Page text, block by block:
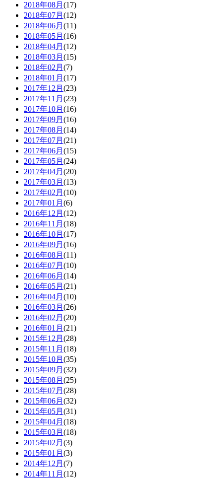
2018年08月 (17)
2018年07月 (12)
2018年06月 (11)
2018年05月 (16)
2018年04月 (12)
2018年03月 (15)
2018年02月 (7)
2018年01月 (17)
2017年12月 (23)
2017年11月 (23)
2017年10月 (16)
2017年09月 (16)
2017年08月 (14)
2017年07月 (21)
2017年06月 (15)
2017年05月 (24)
2017年04月 (20)
2017年03月 (13)
2017年02月 (10)
2017年01月 (6)
2016年12月 (12)
2016年11月 (18)
2016年10月 (17)
2016年09月 (16)
2016年08月 (11)
2016年07月 (10)
2016年06月 (14)
2016年05月 (21)
2016年04月 (10)
2016年03月 (26)
2016年02月 (20)
2016年01月 (21)
2015年12月 (28)
2015年11月 (18)
2015年10月 (35)
2015年09月 (32)
2015年08月 (25)
2015年07月 (28)
2015年06月 (32)
2015年05月 (31)
2015年04月 (18)
2015年03月 (18)
2015年02月 (3)
2015年01月 (3)
2014年12月 (7)
2014年11月 (12)